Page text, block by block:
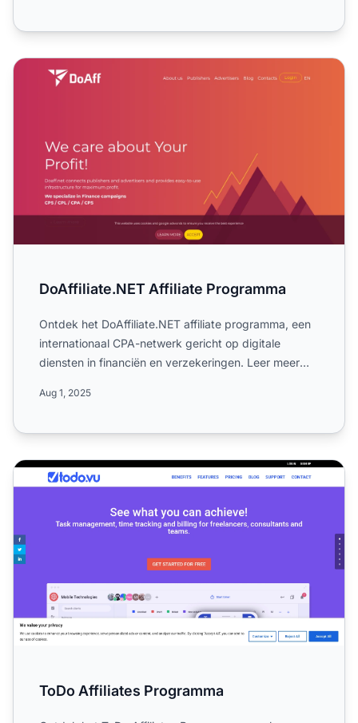
DoAffiliate.NET Affiliate Programma
DoAffiliate.NET Affiliate Programma
Ontdek het DoAffiliate.NET affiliate programma, een
internationaal CPA-netwerk gericht op digitale
diensten in financiën en verzekeringen. Leer meer
Aug 1, 2025
ToDo Affiliates Programma
ToDo Affiliates Programma